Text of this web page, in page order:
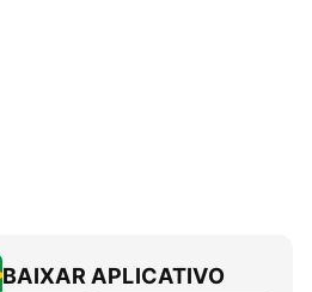
BAIXAR APLICATIVO